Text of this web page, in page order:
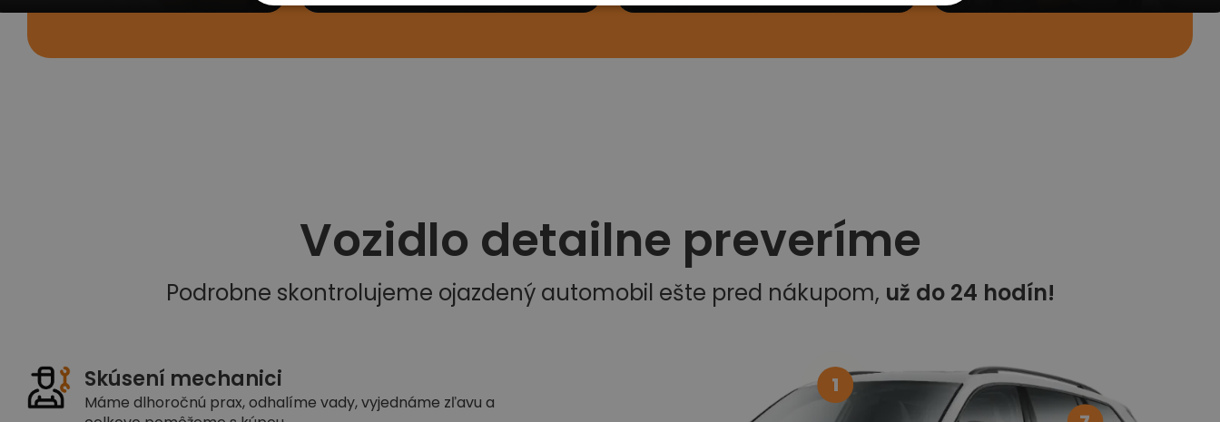
Vozidlo detailne preveríme
Podrobne skontrolujeme ojazdený automobil ešte pred nákupom, už do 24 hodín!
Skúsení mechanici
Máme dlhoročnú prax, odhalíme vady, vyjednáme zľavu a
1